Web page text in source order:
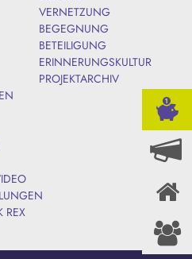
VERNETZUNG
BEGEGNUNG
BETEILIGUNG
ERINNERUNGSKULTUR
PROJEKTARCHIV
REX